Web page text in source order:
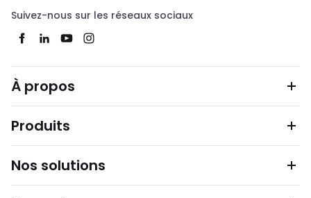
Suivez-nous sur les réseaux sociaux
À propos
Produits
Nos solutions